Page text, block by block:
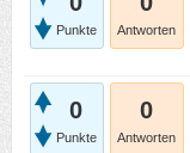
Punkte Antworten
0
Punkte
0
Antworten